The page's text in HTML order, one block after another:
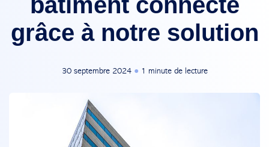
grâce à notre solution
30 septembre 2024 ● 1 minute de lecture